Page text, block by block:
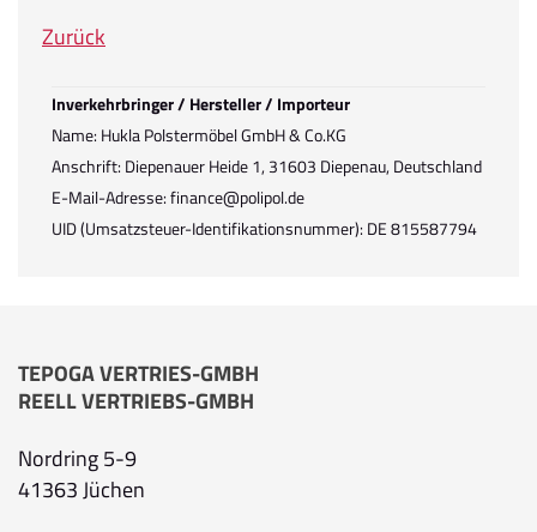
Zurück
Inverkehrbringer / Hersteller / Importeur
Name: Hukla Polstermöbel GmbH & Co.KG
Anschrift: Diepenauer Heide 1, 31603 Diepenau, Deutschland
E-Mail-Adresse: finance@polipol.de
UID (Umsatzsteuer-Identifikationsnummer): DE 815587794
TEPOGA VERTRIES-GMBH
REELL VERTRIEBS-GMBH
Nordring 5-9
41363 Jüchen